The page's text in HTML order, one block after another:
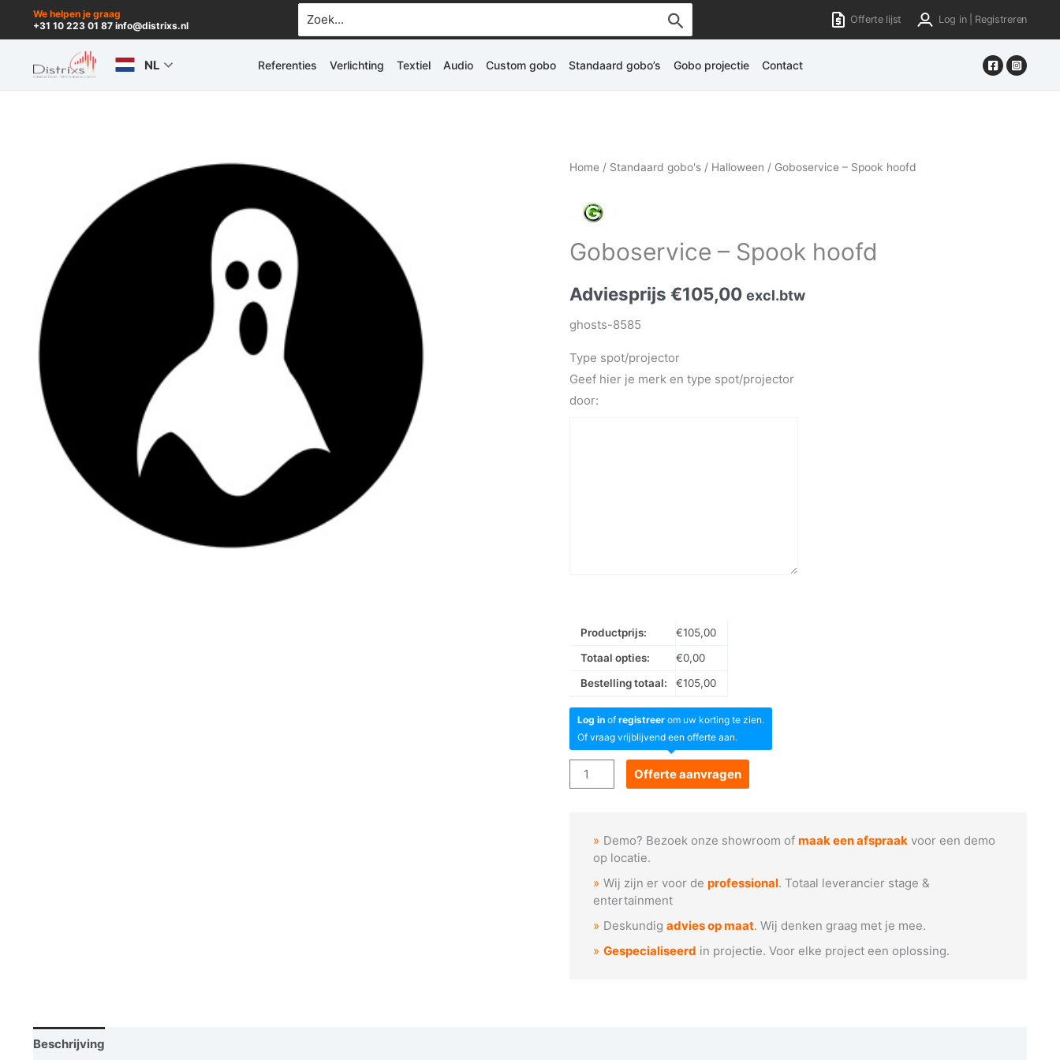
inhoud
We helpen je graag
+31 10 223 01 87 info@distrixs.nl
Zoek
naar:
Offerte lijst Log in | Registreren
NL Referenties Verlichting Textiel Audio Custom gobo Standaard gobo’s Gobo projectie Contact
Home / Standaard gobo's / Halloween / Goboservice – Spook hoofd
Goboservice – Spook hoofd
Adviesprijs€105,00 excl.btw
ghosts-8585
Type spot/projector
Geef hier je merk en type spot/projector
door:
Productprijs: €105,00
Totaal opties:
€0,00
Bestelling totaal:
€105,00
Log in ofregistreer om uw korting te zien.
Of vraag vrijblijvend een offerte aan.
Goboservice
-
aantal
Offerte aanvragen
Demo? Bezoek onze showroom ofmaak een afspraak voor een demo
op locatie.
Wij zijn er voor deprofessional. Totaal leverancier stage &
entertainment
Deskundigadvies op maat. Wij denken graag met je mee.
Gespecialiseerd in projectie. Voor elke project een oplossing.
Beschrijving